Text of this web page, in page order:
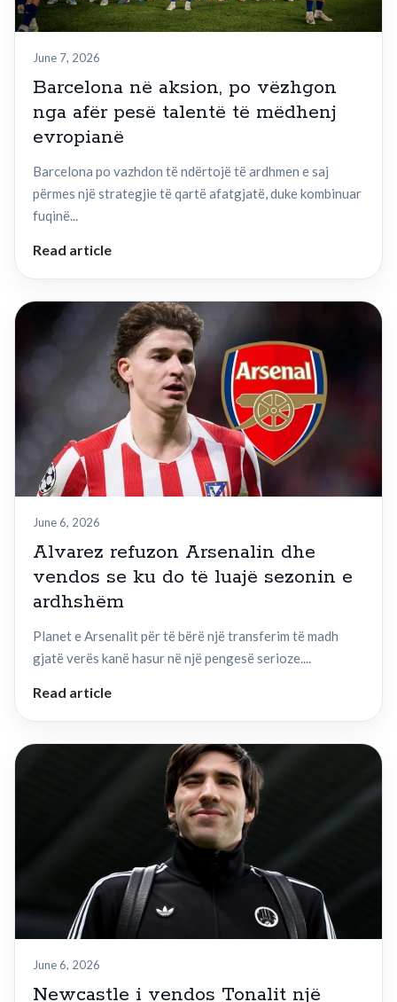
June 7, 2026
Barcelona në aksion, po vëzhgon
nga afër pesë talentë të mëdhenj
evropianë
Barcelona po vazhdon të ndërtojë të ardhmen e saj
përmes një strategjie të qartë afatgjatë, duke kombinuar
fuqinë...
Read article
June 6, 2026
Alvarez refuzon Arsenalin dhe
vendos se ku do të luajë sezonin e
ardhshëm
Planet e Arsenalit për të bërë një transferim të madh
gjatë verës kanë hasur në një pengesë serioze....
Read article
June 6, 2026
Newcastle i vendos Tonalit një